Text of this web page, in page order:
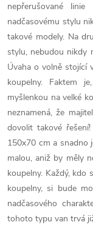
nepřerušované
nadčasovému stylu
takové modely. Na
stylu, nebudou nikdy
Úvaha o volně stojící
koupelny. Faktem
myšlenkou na velké
neznamená, že
dovolit takové
150x70 cm a snadno
malou, aniž by měly
koupelny. Každý, kdo
koupelny, si bude
nadčasového
tohoto typu van trvá